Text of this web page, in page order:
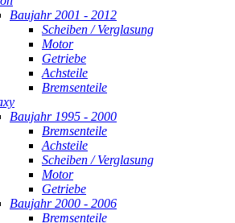
Baujahr 2001 - 2012
Scheiben / Verglasung
Motor
Getriebe
Achsteile
Bremsenteile
Baujahr 1995 - 2000
Bremsenteile
Achsteile
Scheiben / Verglasung
Motor
Getriebe
Baujahr 2000 - 2006
Bremsenteile